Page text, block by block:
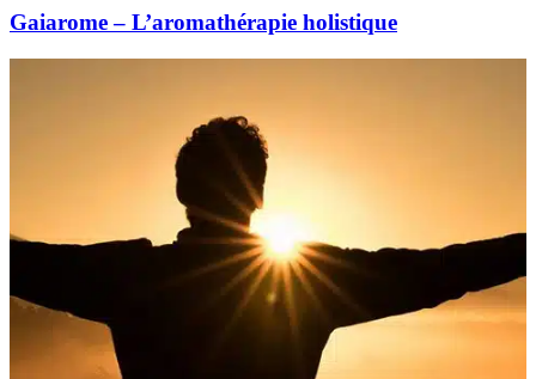
Gaiarome – L’aromathérapie holistique